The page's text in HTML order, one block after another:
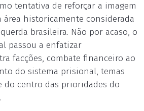
tentativa de reforçar a imagem
área historicamente considerada
brasileira. Não por acaso, o
passou a enfatizar
facções, combate financeiro ao
do sistema prisional, temas
do centro das prioridades do